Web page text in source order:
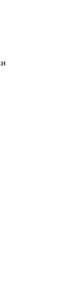
- О тебе
- Жизнь тебе отдал
- О Алах!
- Думаю
- Зачем
страдать и
- О Аллах,
-
Мысли о тебе
- Подарю тебе